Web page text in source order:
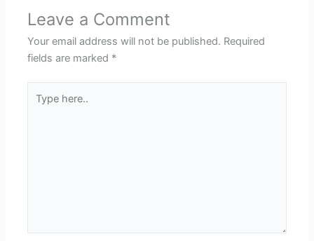
Leave a Comment
Your email address will not be published. Required
fields are marked *
here..